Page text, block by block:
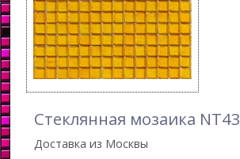
Стеклянная мозаика NT43
Доставка из Москвы